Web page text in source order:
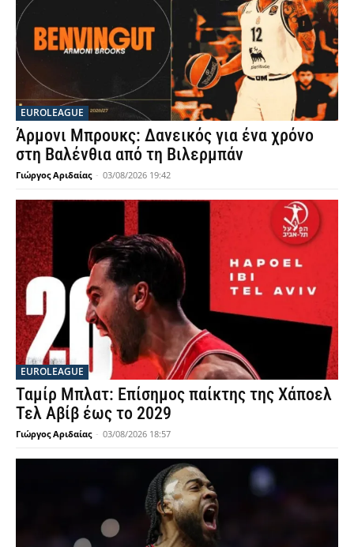
EUROLEAGUE
Άρμονι Μπρουκς: Δανεικός για ένα χρόνο
στη Βαλένθια από τη Βιλερμπάν
Γιώργος Αριδαίας - 03/08/2026 19:42
EUROLEAGUE
Ταμίρ Μπλατ: Επίσημος παίκτης της Χάποελ
Τελ Αβίβ έως το 2029
Γιώργος Αριδαίας - 03/08/2026 18:57